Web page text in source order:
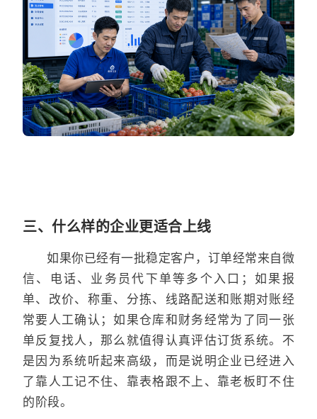
三、什么样的企业更适合上线
如果你已经有一批稳定客户，订单经常来自微
信、电话、业务员代下单等多个入口；如果报
单、改价、称重、分拣、线路配送和账期对账经
常要人工确认；如果仓库和财务经常为了同一张
单反复找人，那么就值得认真评估订货系统。不
是因为系统听起来高级，而是说明企业已经进入
了靠人工记不住、靠表格跟不上、靠老板盯不住
的阶段。